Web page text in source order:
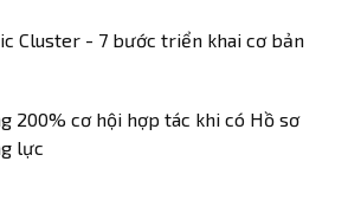
Cluster - 7 bước triển khai cơ bản
200% cơ hội hợp tác khi có Hồ sơ
lực